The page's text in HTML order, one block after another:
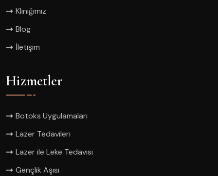
Kliniğimiz
Blog
İletişim
Hizmetler
Botoks Uygulamaları
Lazer Tedavileri
Lazer ile Leke Tedavisi
Gençlik Aşısı